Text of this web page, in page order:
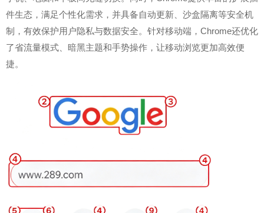
件生态，满足个性化需求，并具备自动更新、沙盒隔离等安全机
制，有效保护用户隐私与数据安全。针对移动端，Chrome还优化
了省流量模式、暗黑主题和手势操作，让移动浏览更加高效便
捷。